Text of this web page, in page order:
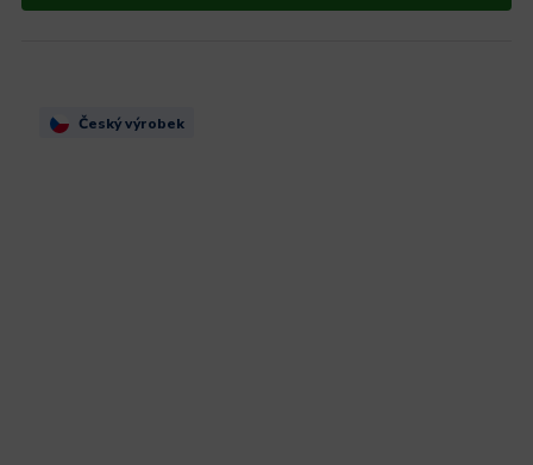
Český výrobek